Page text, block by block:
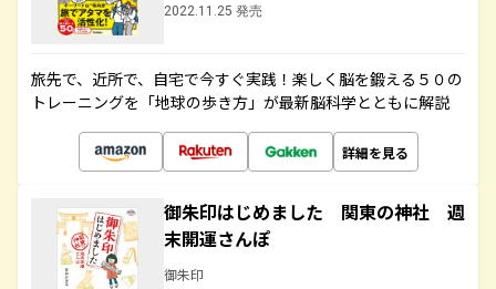
2022.11.25 発売
旅先で、近所で、自宅で今すぐ実践！楽しく脳を鍛える５０の
トレーニングを「地球の歩き方」が最新脳科学とともに解説
詳細を見る
御朱印はじめました 関東の神社 週
末開運さんぽ
御朱印